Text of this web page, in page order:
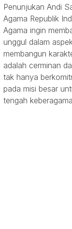
Penunjukan Andi
Agama Republik
Agama ingin
unggul dalam
membangun
adalah cerminan
tak hanya
pada misi besar
tengah